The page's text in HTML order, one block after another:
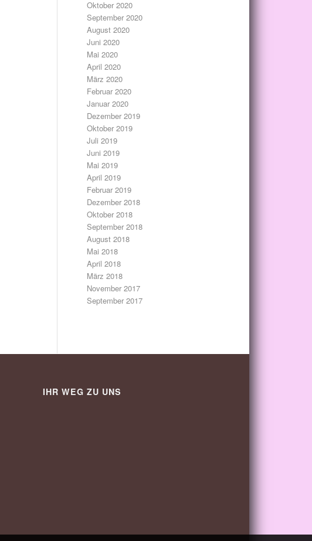
Oktober 2020
September 2020
August 2020
Juni 2020
Mai 2020
April 2020
März 2020
Februar 2020
Januar 2020
Dezember 2019
Oktober 2019
Juli 2019
Juni 2019
Mai 2019
April 2019
Februar 2019
Dezember 2018
Oktober 2018
September 2018
August 2018
Mai 2018
April 2018
März 2018
November 2017
September 2017
IHR WEG ZU UNS